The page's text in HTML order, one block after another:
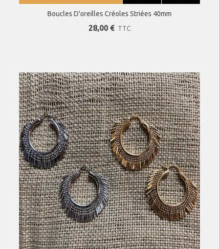
Boucles D'oreilles Créoles Striées 40mm
28,00 € TTC